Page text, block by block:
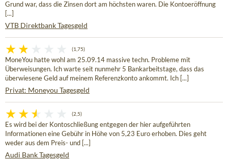
Grund war, dass die Zinsen dort am höchsten waren. Die Kontoeröffnung
[...]
VTB Direktbank Tagesgeld
(1,75)
MoneYou hatte wohl am 25.09.14 massive techn. Probleme mit
Überweisungen. Ich warte seit nunmehr 5 Bankarbeitstage, dass das
überwiesene Geld auf meinem Referenzkonto ankommt. Ich [...]
Privat: Moneyou Tagesgeld
(2,5)
Es wird bei der Kontoschließung entgegen der hier aufgeführten
Informationen eine Gebühr in Höhe von 5,23 Euro erhoben. Dies geht
weder aus dem Preis- und [...]
Audi Bank Tagesgeld